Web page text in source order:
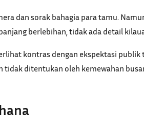
dan sorak bahagia para tamu.
berlebihan, tidak ada detail
kontras dengan ekspektasi
tidak ditentukan oleh kemewahan